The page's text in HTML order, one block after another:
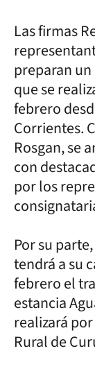
Las firmas
preparan
que se
febrero
Corrientes.
Rosgan, se
con
por los
Por su
tendrá a su
febrero el
estancia
realizará
Rural de